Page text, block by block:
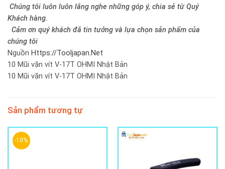
Chúng tôi luôn luôn lắng nghe những góp ý, chia sẻ từ Quý
Khách hàng.
Cảm ơn quý khách đã tin tưởng và lựa chọn sản phẩm của
chúng tôi
Nguồn Https://Tooljapan.Net
10 Mũi vặn vít V-17T OHMI Nhật Bản
10 Mũi vặn vít V-17T OHMI Nhật Bản
Sản phẩm tương tự
-10%